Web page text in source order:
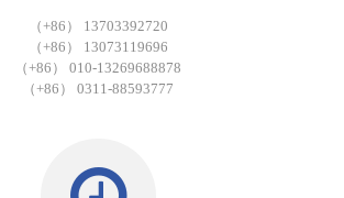
（+86） 13703392720
（+86） 13073119696
（+86） 010-13269688878
（+86） 0311-88593777